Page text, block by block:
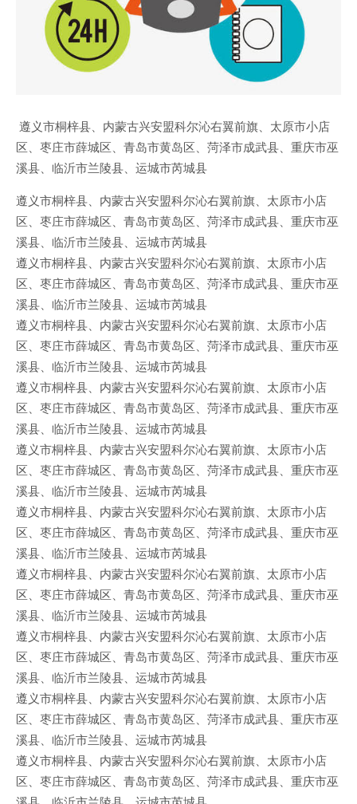
遵义市桐梓县、内蒙古兴安盟科尔沁右翼前旗、太原市小店
区、枣庄市薛城区、青岛市黄岛区、菏泽市成武县、重庆市巫
溪县、临沂市兰陵县、运城市芮城县
遵义市桐梓县、内蒙古兴安盟科尔沁右翼前旗、太原市小店
区、枣庄市薛城区、青岛市黄岛区、菏泽市成武县、重庆市巫
溪县、临沂市兰陵县、运城市芮城县
遵义市桐梓县、内蒙古兴安盟科尔沁右翼前旗、太原市小店
区、枣庄市薛城区、青岛市黄岛区、菏泽市成武县、重庆市巫
溪县、临沂市兰陵县、运城市芮城县
遵义市桐梓县、内蒙古兴安盟科尔沁右翼前旗、太原市小店
区、枣庄市薛城区、青岛市黄岛区、菏泽市成武县、重庆市巫
溪县、临沂市兰陵县、运城市芮城县
遵义市桐梓县、内蒙古兴安盟科尔沁右翼前旗、太原市小店
区、枣庄市薛城区、青岛市黄岛区、菏泽市成武县、重庆市巫
溪县、临沂市兰陵县、运城市芮城县
遵义市桐梓县、内蒙古兴安盟科尔沁右翼前旗、太原市小店
区、枣庄市薛城区、青岛市黄岛区、菏泽市成武县、重庆市巫
溪县、临沂市兰陵县、运城市芮城县
遵义市桐梓县、内蒙古兴安盟科尔沁右翼前旗、太原市小店
区、枣庄市薛城区、青岛市黄岛区、菏泽市成武县、重庆市巫
溪县、临沂市兰陵县、运城市芮城县
遵义市桐梓县、内蒙古兴安盟科尔沁右翼前旗、太原市小店
区、枣庄市薛城区、青岛市黄岛区、菏泽市成武县、重庆市巫
溪县、临沂市兰陵县、运城市芮城县
遵义市桐梓县、内蒙古兴安盟科尔沁右翼前旗、太原市小店
区、枣庄市薛城区、青岛市黄岛区、菏泽市成武县、重庆市巫
溪县、临沂市兰陵县、运城市芮城县
遵义市桐梓县、内蒙古兴安盟科尔沁右翼前旗、太原市小店
区、枣庄市薛城区、青岛市黄岛区、菏泽市成武县、重庆市巫
溪县、临沂市兰陵县、运城市芮城县
遵义市桐梓县、内蒙古兴安盟科尔沁右翼前旗、太原市小店
区、枣庄市薛城区、青岛市黄岛区、菏泽市成武县、重庆市巫